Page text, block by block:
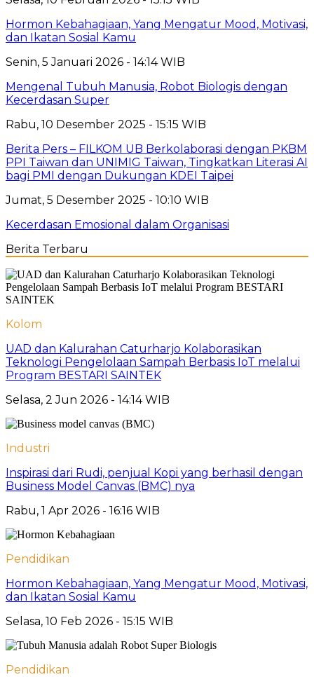
Hormon Kebahagiaan, Yang Mengatur Mood, Motivasi,
dan Ikatan Sosial Kamu
Senin, 5 Januari 2026 - 14:14 WIB
Mengenal Tubuh Manusia, Robot Biologis dengan
Kecerdasan Super
Rabu, 10 Desember 2025 - 15:15 WIB
Berita Pers – FILKOM UB Berkolaborasi dengan PKBM
PPI Taiwan dan UNIMIG Taiwan, Tingkatkan Literasi AI
bagi PMI dengan Dukungan KDEI Taipei
Jumat, 5 Desember 2025 - 10:10 WIB
Kecerdasan Emosional dalam Organisasi
Berita Terbaru
Kolom
UAD dan Kalurahan Caturharjo Kolaborasikan
Teknologi Pengelolaan Sampah Berbasis IoT melalui
Program BESTARI SAINTEK
Selasa, 2 Jun 2026 - 14:14 WIB
Industri
Inspirasi dari Rudi, penjual Kopi yang berhasil dengan
Business Model Canvas (BMC) nya
Rabu, 1 Apr 2026 - 16:16 WIB
Pendidikan
Hormon Kebahagiaan, Yang Mengatur Mood, Motivasi,
dan Ikatan Sosial Kamu
Selasa, 10 Feb 2026 - 15:15 WIB
Pendidikan